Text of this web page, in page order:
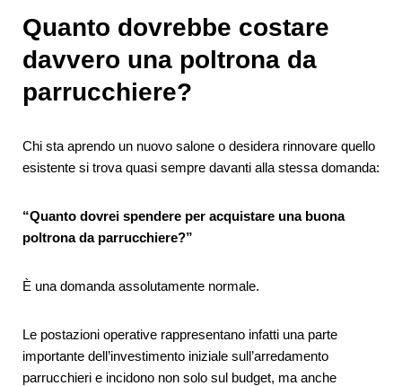
Quanto dovrebbe costare
davvero una poltrona da
parrucchiere?
Chi sta aprendo un nuovo salone o desidera rinnovare quello
esistente si trova quasi sempre davanti alla stessa domanda:
“Quanto dovrei spendere per acquistare una buona
poltrona da parrucchiere?”
È una domanda assolutamente normale.
Le postazioni operative rappresentano infatti una parte
importante dell’investimento iniziale sull’arredamento
parrucchieri e incidono non solo sul budget, ma anche